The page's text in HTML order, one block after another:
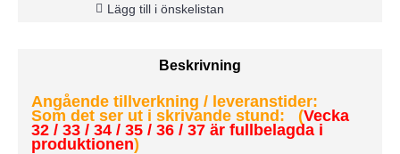
Lägg till i önskelistan
Beskrivning
Angående tillverkning / leveranstider:
Som det ser ut i skrivande stund: (Vecka
32 / 33 / 34 / 35 / 36 / 37 är fullbelagda i
produktionen)